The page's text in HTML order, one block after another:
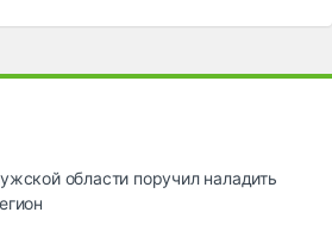
области поручил наладить